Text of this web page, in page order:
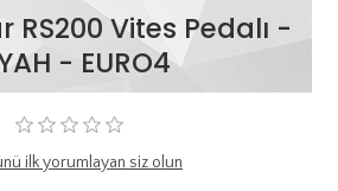
RS200 Vites Pedalı -
- EURO4
ilk yorumlayan siz olun